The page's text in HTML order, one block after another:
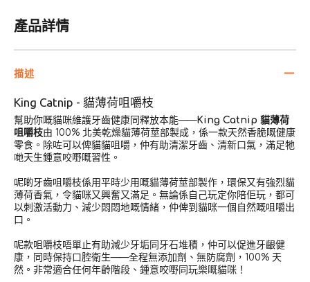
產品詳情
描述
King Catnip - 貓薄荷咀嚼枝
幫助你嘅貓咪維護牙齒健康同釋放本能——King Catnip 貓薄荷
咀嚼枝由 100% 北美乾燥貓薄荷莖部製成，係一款天然香脆嘅健康
零食。除咗可以俾貓貓咀嚼，仲有助清潔牙齒、清新口氣，滿足牠
哋天生鍾意咬嘢嘅習性。
呢啲牙齒咀嚼枝係用平時少用嘅貓薄荷莖部製作，環保又有強烈貓
薄荷香氣，令貓咪又興奮又滿足。無論係自己玩定你陪佢玩，都可
以刺激活動力、減少悶悶地嘅情緒，仲俾到貓咪一個自然嘅咀嚼出
口。
呢款咀嚼枝唔單止有助減少牙垢同牙石堆積，仲可以促進牙齦健
康，同時保持口腔衛生——全程無添加劑、無防腐劑，100% 天
然。非常適合任何年齡階段、鍾意咬嘢同玩樂嘅貓咪！